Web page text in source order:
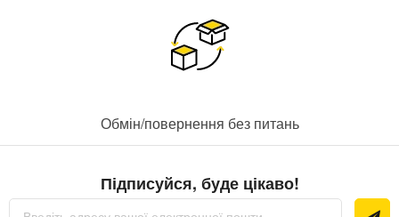
Обмін/повернення без питань
Підписуйся, буде цікаво!
Підпишіться